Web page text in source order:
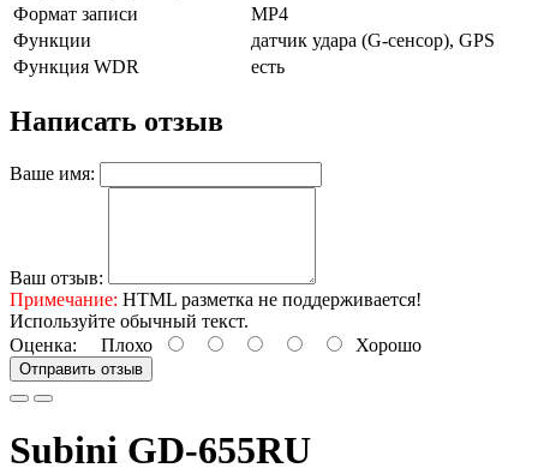
Формат записи
MP4
Функции
датчик удара (G-сенсор), GPS
Функция WDR
есть
Написать отзыв
Ваше имя:
Ваш отзыв:
Примечание: HTML разметка не поддерживается!
Используйте обычный текст.
Оценка: Плохо Хорошо
Отправить отзыв
Subini GD-655RU